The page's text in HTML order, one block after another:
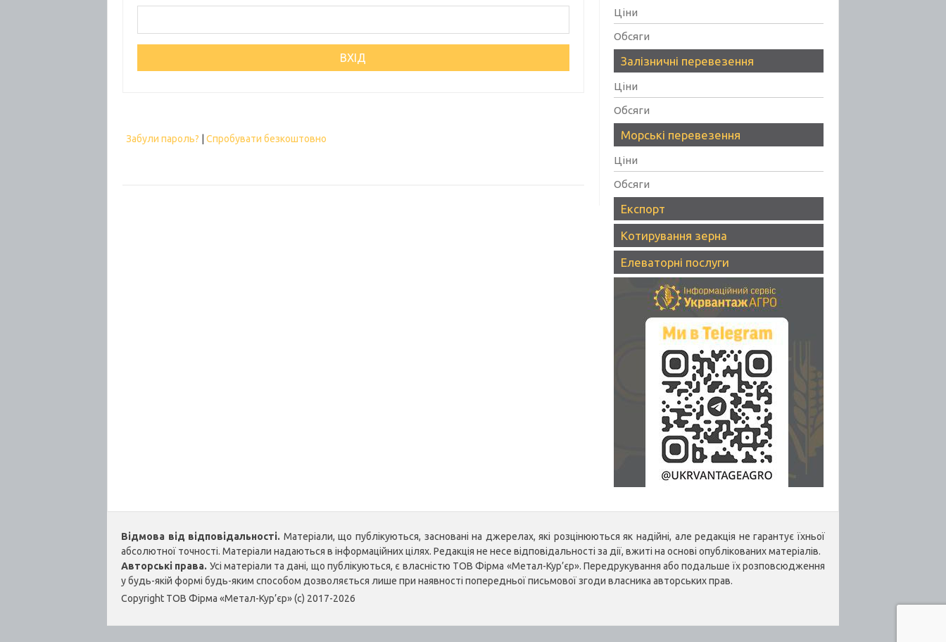
Забули пароль? Спробувати безкоштовно
Ціни
Обсяги
Залізничні перевезення
Ціни
Обсяги
Морські перевезення
Ціни
Обсяги
Експорт
Котирування зерна
Елеваторні послуги
Відмова від відповідальності. Матеріали, що публікуються, засновані на джерелах, які розцінюються як надійні, але редакція не гарантує їхньої
абсолютної точності. Матеріали надаються в інформаційних цілях. Редакція не несе відповідальності за дії, вжиті на основі опублікованих матеріалів.
Авторські права. Усі матеріали та дані, що публікуються, є власністю ТОВ Фірма «Метал-Кур’єр». Передрукування або подальше їх розповсюдження
у будь-якій формі будь-яким способом дозволяється лише при наявності попередньої письмової згоди власника авторських прав.
Copyright ТОВ Фірма «Метал-Кур’єр» (c) 2017-2026